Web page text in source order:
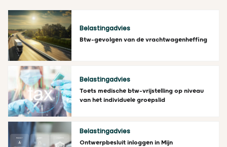
Lees meer
Belastingadvies
Btw-gevolgen van de vrachtwagenheffing
Lees meer
Belastingadvies
Toets medische btw-vrijstelling op niveau
van het individuele groepslid
Belastingadvies
Ontwerpbesluit inloggen in Mijn